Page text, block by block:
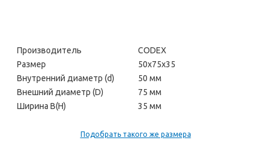
Производитель
CODEX
Размер
50х75х35
Внутренний диаметр (d)
50 мм
Внешний диаметр (D)
75 мм
Ширина В(H)
35 мм
Подобрать такого же размера